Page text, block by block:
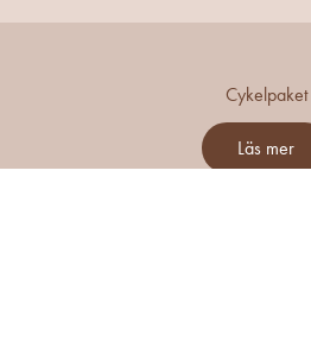
Cykelpaket
Läs mer